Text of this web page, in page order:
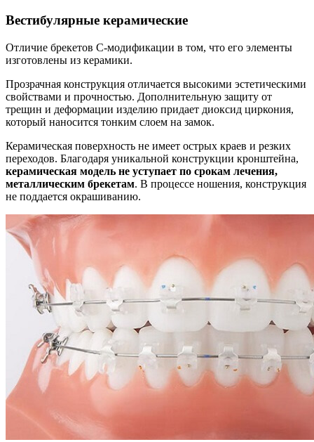
Вестибулярные керамические
Отличие брекетов С-модификации в том, что его элементы
изготовлены из керамики.
Прозрачная конструкция отличается высокими эстетическими
свойствами и прочностью. Дополнительную защиту от
трещин и деформации изделию придает диоксид циркония,
который наносится тонким слоем на замок.
Керамическая поверхность не имеет острых краев и резких
переходов. Благодаря уникальной конструкции кронштейна,
керамическая модель не уступает по срокам лечения,
металлическим брекетам. В процессе ношения, конструкция
не поддается окрашиванию.